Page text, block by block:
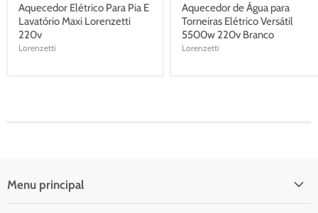
Aquecedor Elétrico Para Pia E
Lavatório Maxi Lorenzetti
220v
Lorenzetti
Aquecedor de Água para
Torneiras Elétrico Versátil
5500w 220v Branco
Lorenzetti
Menu principal